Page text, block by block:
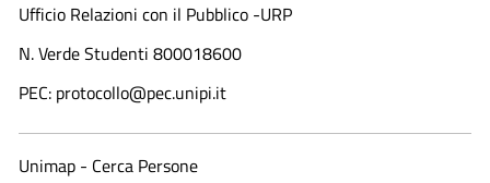
Ufficio Relazioni con il Pubblico -URP
N. Verde Studenti 800018600​
PEC: protocollo@pec.unipi.it
Unimap - Cerca Persone